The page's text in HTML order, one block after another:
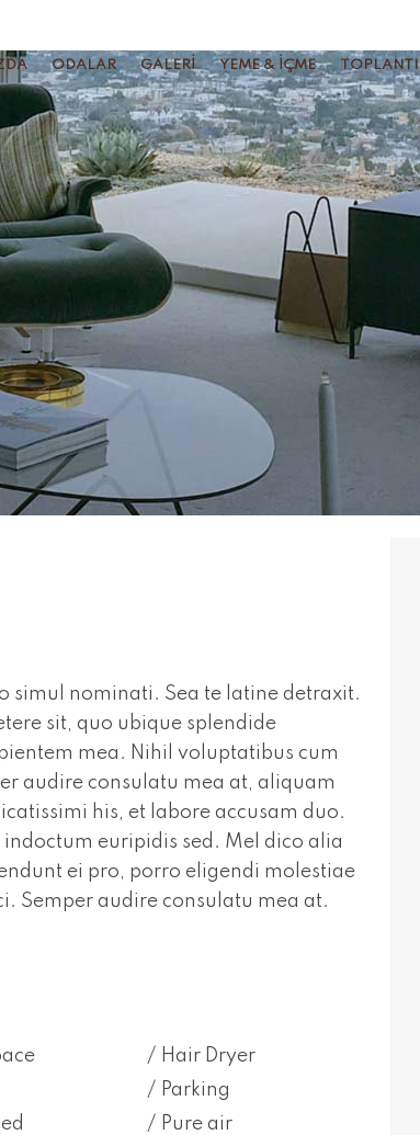
ODALAR GALERI YEME & İÇME TOPLANTI
simul nominati. Sea te latine detraxit.
sit, quo ubique splendide
mea. Nihil voluptatibus cum
audire consulatu mea at, aliquam
his, et labore accusam duo.
euripidis sed. Mel dico alia
ei pro, porro eligendi molestiae
Semper audire consulatu mea at.
Hair Dryer
Parking
Pure air